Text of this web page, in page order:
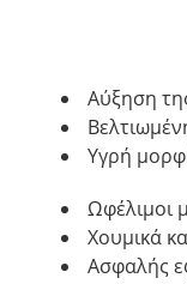
Αύξηση
Υγρή
Ωφέλιμοι
Χουμικά
Ασφαλής